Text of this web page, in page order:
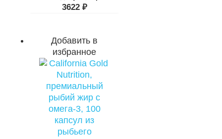
3622 ₽
Добавить в
избранное